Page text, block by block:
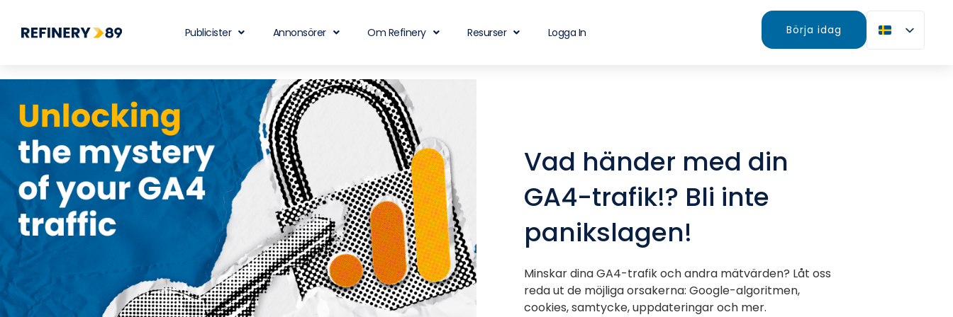
Publicister Annonsörer Om Refinery Resurser Logga In Börja idag
Vad händer med din
GA4-trafik!? Bli inte
panikslagen!
Minskar dina GA4-trafik och andra mätvärden? Låt oss
reda ut de möjliga orsakerna: Google-algoritmen,
cookies, samtycke, uppdateringar och mer.